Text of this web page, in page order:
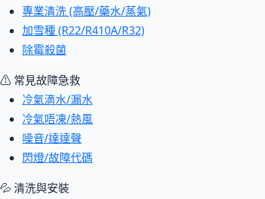
專業清洗 (高壓/藥水/蒸氣)
加雪種 (R22/R410A/R32)
除霉殺菌
⚠ 常見故障急救
冷氣滴水/漏水
冷氣唔凍/熱風
噪音/達達聲
閃燈/故障代碼
💦 清洗與安裝